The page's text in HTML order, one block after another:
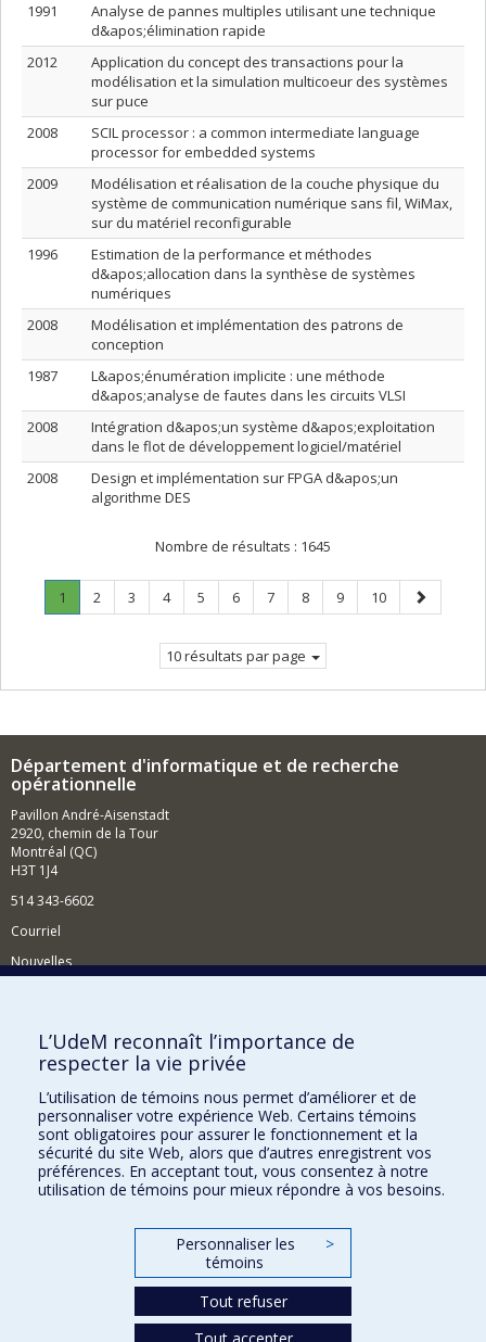
1991
Analyse de pannes multiples utilisant une technique
d&apos;élimination rapide
2012
Application du concept des transactions pour la
modélisation et la simulation multicoeur des systèmes
sur puce
2008
SCIL processor : a common intermediate language
processor for embedded systems
2009
Modélisation et réalisation de la couche physique du
système de communication numérique sans fil, WiMax,
sur du matériel reconfigurable
1996
Estimation de la performance et méthodes
d&apos;allocation dans la synthèse de systèmes
numériques
2008
Modélisation et implémentation des patrons de
conception
1987
L&apos;énumération implicite : une méthode
d&apos;analyse de fautes dans les circuits VLSI
2008
Intégration d&apos;un système d&apos;exploitation
dans le flot de développement logiciel/matériel
2008
Design et implémentation sur FPGA d&apos;un
algorithme DES
Nombre de résultats : 1645
Page
1
Page
Page
2 Page
3 Page
4 Page
5 Page
6 Page
7 Page
8 Page
9 Page
10
Page
suivante
10 résultats par page
Département d'informatique et de recherche
opérationnelle
Pavillon André-Aisenstadt
2920, chemin de la Tour
Montréal (QC)
H3T 1J4
514 343-6602
Courriel
Nouvelles
Comment soutenir le Département?
BESOIN D'AIDE?
Plan du site
Signaler une erreur
Accessibilité
FACULTÉ DES ARTS ET DES SCIENCES
Nos départements et écoles
L’UdeM reconnaît l’importance de
respecter la vie privée
L’utilisation de témoins nous permet d’améliorer et de
personnaliser votre expérience Web. Certains témoins
sont obligatoires pour assurer le fonctionnement et la
sécurité du site Web, alors que d’autres enregistrent vos
préférences. En acceptant tout, vous consentez à notre
utilisation de témoins pour mieux répondre à vos besoins.
Personnaliser les
témoins
>
Tout refuser